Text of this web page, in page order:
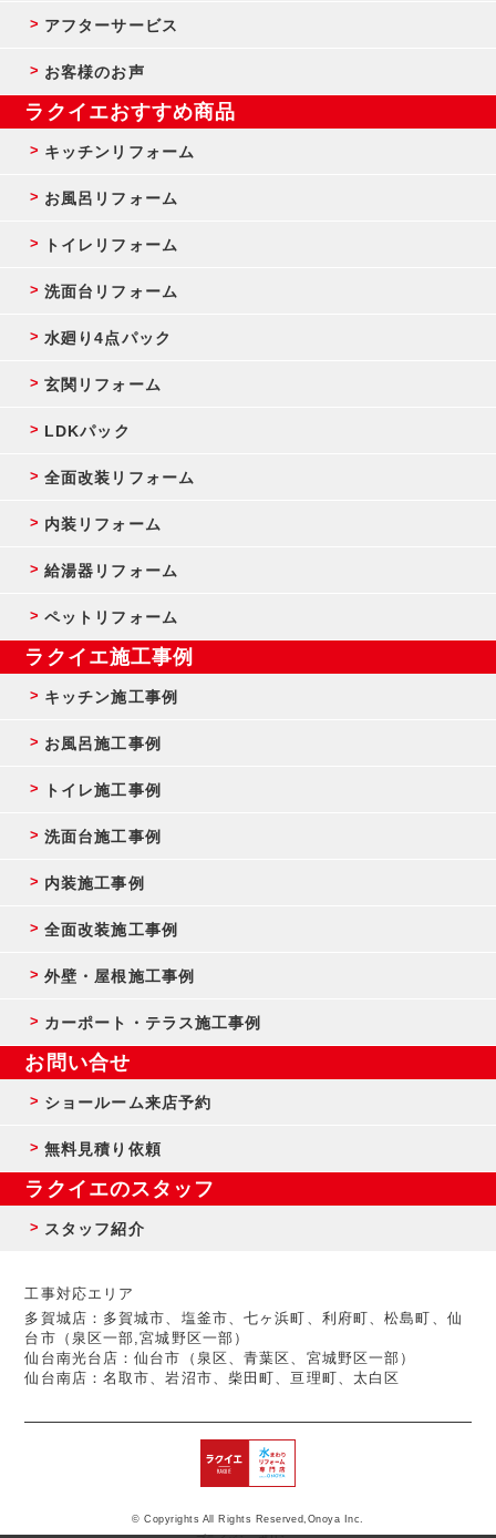
© Copyrights All Rights Reserved,Onoya Inc.
アフターサービス
お客様のお声
ラクイエおすすめ商品
キッチンリフォーム
お風呂リフォーム
トイレリフォーム
洗面台リフォーム
水廻り4点パック
玄関リフォーム
LDKパック
全面改装リフォーム
内装リフォーム
給湯器リフォーム
ペットリフォーム
ラクイエ施工事例
キッチン施工事例
お風呂施工事例
トイレ施工事例
洗面台施工事例
内装施工事例
全面改装施工事例
外壁・屋根施工事例
カーポート・テラス施工事例
お問い合せ
ショールーム来店予約
無料見積り依頼
ラクイエのスタッフ
スタッフ紹介
工事対応エリア
多賀城店：多賀城市、塩釜市、七ヶ浜町、利府町、松島町、仙
台市（泉区一部,宮城野区一部）
仙台南光台店：仙台市（泉区、青葉区、宮城野区一部）
仙台南店：名取市、岩沼市、柴田町、亘理町、太白区